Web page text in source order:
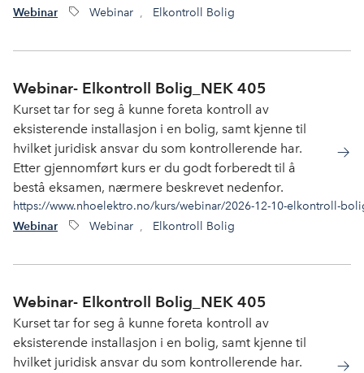
Webinar Webinar , Elkontroll Bolig
Webinar- Elkontroll Bolig_NEK 405
Kurset tar for seg å kunne foreta kontroll av
eksisterende installasjon i en bolig, samt kjenne til
hvilket juridisk ansvar du som kontrollerende har.
Etter gjennomført kurs er du godt forberedt til å
bestå eksamen, nærmere beskrevet nedenfor.
https://www.nhoelektro.no/kurs/webinar/2026-12-10-elkontroll-
Webinar Webinar , Elkontroll Bolig
Webinar- Elkontroll Bolig_NEK 405
Kurset tar for seg å kunne foreta kontroll av
eksisterende installasjon i en bolig, samt kjenne til
hvilket juridisk ansvar du som kontrollerende har.